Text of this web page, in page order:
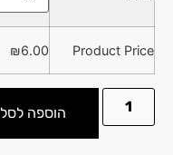
Product Price
₪6.00
הוספה לסל